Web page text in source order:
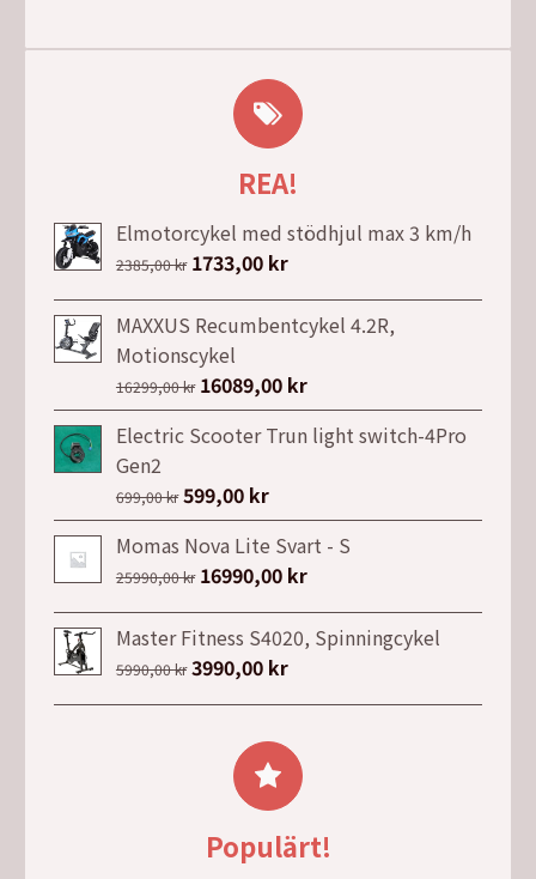
REA!
Elmotorcykel med stödhjul max 3 km/h
2385,00kr Det
ursprungliga
priset
var:
2385,00 kr.
1733,00 krDet
nuvarande
priset
1733,00 kr.
MAXXUS Recumbentcykel 4.2R,
Motionscykel
16299,00kr Det
ursprungliga
priset
16299,00 kr.
16089,00 krDet
nuvarande
priset
Electric Scooter Trun light switch-4Pro
Gen2
699,00kr Det
ursprungliga
priset
var:
699,00 kr.
599,00 krDet
nuvarande
priset
är:
599,00 kr.
Momas Nova Lite Svart - S
25990,00kr Det
ursprungliga
priset
var:
16990,00 krDet
nuvarande
priset
Master Fitness S4020, Spinningcykel
5990,00kr Det
ursprungliga
5990,00 kr.
3990,00 krDet
nuvarande
är:
3990,00 kr.
Populärt!